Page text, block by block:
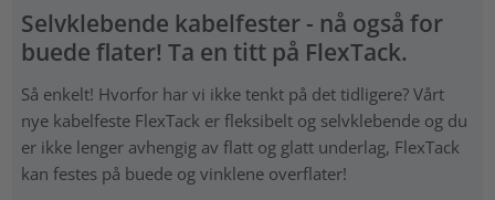
Selvklebende kabelfester - nå også for
buede flater! Ta en titt på FlexTack.
Så enkelt! Hvorfor har vi ikke tenkt på det tidligere? Vårt
nye kabelfeste FlexTack er fleksibelt og selvklebende og du
er ikke lenger avhengig av flatt og glatt underlag, FlexTack
kan festes på buede og vinklene overflater!